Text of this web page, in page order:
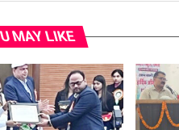
MAY LIKE